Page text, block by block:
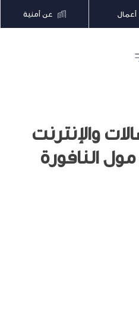
أعمال عن أمنية
والإنترنت
النافورة